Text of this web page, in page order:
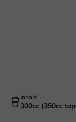
Inhalt
300cc (350cc